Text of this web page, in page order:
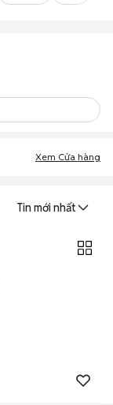
Xem Cửa hàng
Tin mới nhất